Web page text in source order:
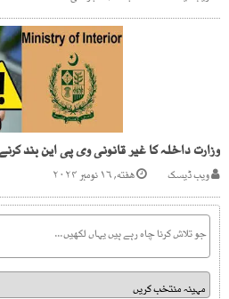
وزارت داخلہ کا غیر قانونی وی پی این بند
ویب ڈیسک هفته, ۱۶ نومبر ۲۰۲۴